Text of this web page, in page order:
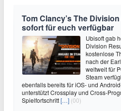
Tom Clancy’s The
sofort für euch verfügbar
Ubisoft gab
Division
kostenlose
nach der
weltweit für
Steam
ebenfalls bereits für iOS- und
unterstützt Crossplay und Cross-
Spielfortschritt[…] (00)